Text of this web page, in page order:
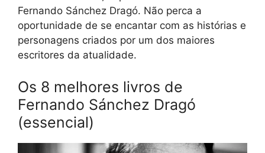
Fernando Sánchez Dragó. Não perca a
oportunidade de se encantar com as histórias e
personagens criados por um dos maiores
escritores da atualidade.
Os 8 melhores livros de
Fernando Sánchez Dragó
(essencial)